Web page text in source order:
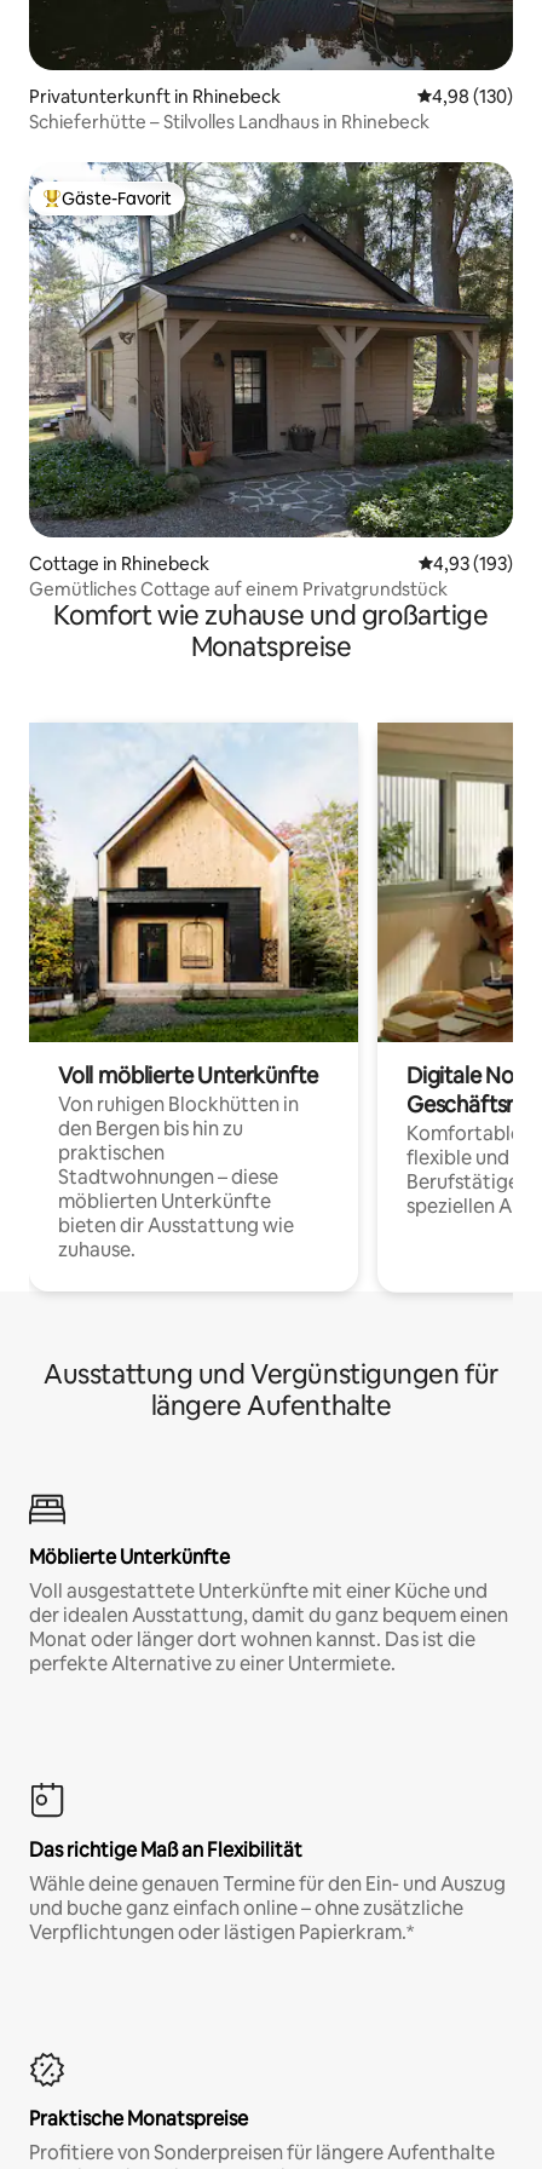
Privatunterkunft in Rhinebeck
4,98 (130)
Schieferhütte – Stilvolles Landhaus in Rhinebeck
Beliebter Gäste-Favorit.
Gäste-Favorit
Cottage in Rhinebeck
4,93 (193)
Gemütliches Cottage auf einem Privatgrundstück
Komfort wie zuhause und großartige
Monatspreise
Voll möblierte Unterkünfte
Von ruhigen Blockhütten in
den Bergen bis hin zu
praktischen
Stadtwohnungen – diese
möblierten Unterkünfte
bieten dir Ausstattung wie
zuhause.
Digitale
Komfortable
flexible und
Berufstätige
speziellen
Ausstattung und Vergünstigungen für
längere Aufenthalte
Möblierte Unterkünfte
Voll ausgestattete Unterkünfte mit einer Küche und
der idealen Ausstattung, damit du ganz bequem einen
Monat oder länger dort wohnen kannst. Das ist die
perfekte Alternative zu einer Untermiete.
Das richtige Maß an Flexibilität
Wähle deine genauen Termine für den Ein- und Auszug
und buche ganz einfach online – ohne zusätzliche
Verpflichtungen oder lästigen Papierkram.*
Praktische Monatspreise
Profitiere von Sonderpreisen für längere Aufenthalte